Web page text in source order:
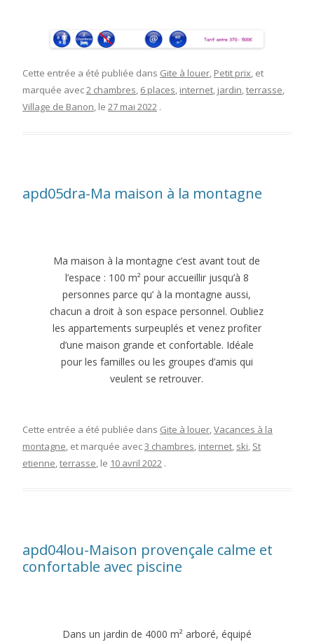
Cette entrée a été publiée dans Gite à louer, Petit prix, et
marquée avec2 chambres, 6 places, internet, jardin,terrasse,
Village de Banon, le 27 mai 2022 .
apd05dra-Ma maison à la montagne
Ma maison à la montagne c’est avant tout de
l’espace : 100 m² pour accueillir jusqu’à 8
personnes parce qu’ à la montagne aussi,
chacun a droit à son espace personnel. Oubliez
les appartements surpeuplés et venez profiter
d’une maison grande et confortable. Idéale
pour les familles ou les groupes d’amis qui
veulent se retrouver.
Cette entrée a été publiée dans Gite à louer,Vacances à la
montagne, et marquée avec3 chambres, internet, ski, St
etienne,terrasse, le 10 avril 2022 .
apd04lou-Maison provençale calme et
confortable avec piscine
Dans un jardin de 4000 m² arboré, équipé